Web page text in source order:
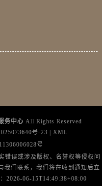
海南省文昌市文城镇教育东路江诗丹顿售后服务中心（需提前预约）
香港特别行政区九龙区油尖旺区弥敦道江诗丹顿售后服务中心（需提前预约）
香港特别行政区铜锣湾区湾仔区轩尼诗道江诗丹顿售后服务中心（需提前预约）
河南省焦作市解放区解放路江诗丹顿售后服务中心（需提前预约）
务中心 All Rights Reserved
号-23 | XML
号
错误或涉及版权、名誉权等侵权问
我们联系，我们将在收到通知后立
2026-06-15T14:49:38+08:00